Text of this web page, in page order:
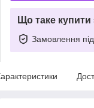
Що таке
Замовлення